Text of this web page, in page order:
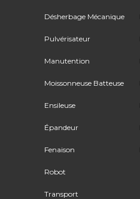
Désherbage Mécanique
Pulvérisateur
Manutention
Moissonneuse Batteuse
Ensileuse
Épandeur
Fenaison
Robot
Transport